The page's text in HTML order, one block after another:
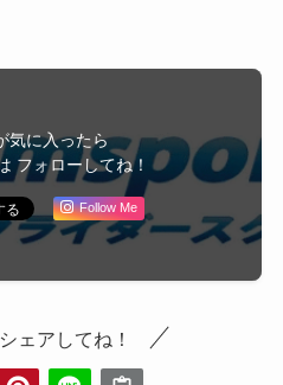
気に入ったら
フォローしてね！
Follow Me
ェアしてね！